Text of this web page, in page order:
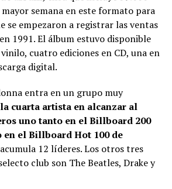
semana en este formato para
se empezaron a registrar las ventas
1991. El álbum estuvo disponible
cuatro ediciones en CD, una en
digital.
entra en un grupo muy
cuarta artista en alcanzar al
uno tanto en el Billboard 200
en el Billboard Hot 100 de
12 líderes. Los otros tres
club son The Beatles, Drake y